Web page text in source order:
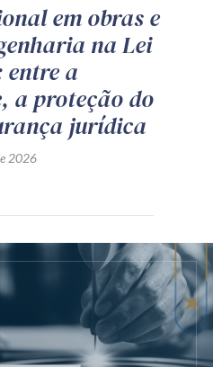
em obras e
na Lei
entre a
a proteção do
jurídica
2026